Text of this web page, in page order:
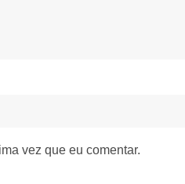
vez que eu comentar.